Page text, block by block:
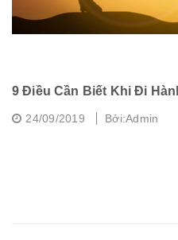
9 Điều Cần Biết Khi Đi
24/09/2019 Bởi:Admin